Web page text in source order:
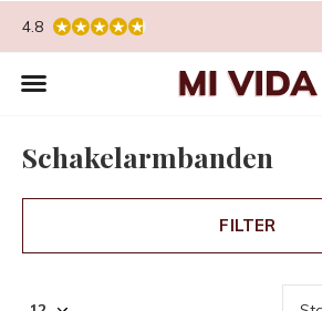
4.8
Schakelarmbanden
FILTER